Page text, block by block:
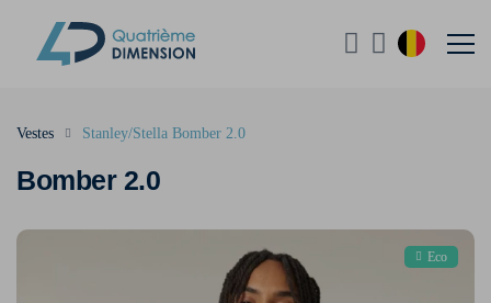
Bomber 2.0
Vestes Stanley/Stella Bomber 2.0
Eco